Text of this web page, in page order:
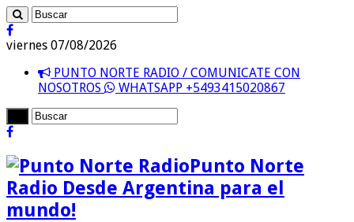
viernes 07/08/2026
PUNTO NORTE RADIO / COMUNICATE CON
NOSOTROS
WHATSAPP +5493415020867
Punto Norte
Radio Desde Argentina para el
mundo!